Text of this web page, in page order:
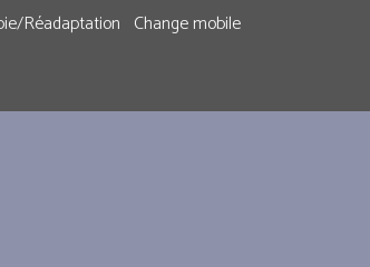
Réadaptation Change mobile